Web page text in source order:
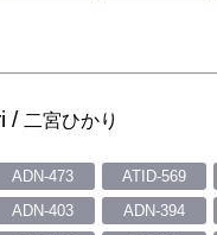
/ 二宮ひかり
ADN-473 ATID-569
ADN-403 ADN-394